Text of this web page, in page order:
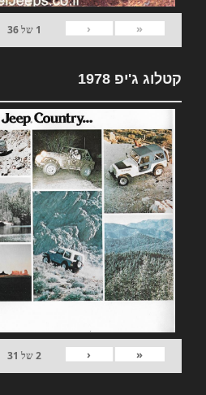
«
‹
1 של36
קטלוג ג'יפ 1978
«
‹
2של 31